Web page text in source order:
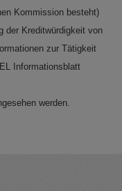
Kommission besteht)
der Kreditwürdigkeit von
zur Tätigkeit
Informationsblatt
werden.